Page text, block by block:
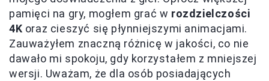
pamięci na gry, mogłem grać w rozdzielczości
4K oraz cieszyć się płynniejszymi animacjami.
Zauważyłem znaczną różnicę w jakości, co nie
dawało mi spokoju, gdy korzystałem z mniejszej
wersji. Uważam, że dla osób posiadających